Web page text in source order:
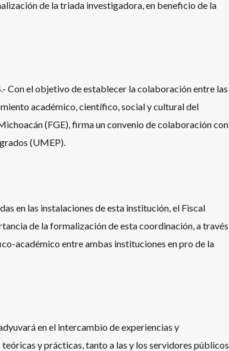
de la triada investigadora, en beneficio de la
Con el objetivo de establecer la colaboración entre las
académico, científico, social y cultural del
(FGE), firma un convenio de colaboración con
(UMEP).
en las instalaciones de esta institución, el Fiscal
de la formalización de esta coordinación, a través
académico entre ambas instituciones en pro de la
en el intercambio de experiencias y
y prácticas, tanto a las y los servidores públicos